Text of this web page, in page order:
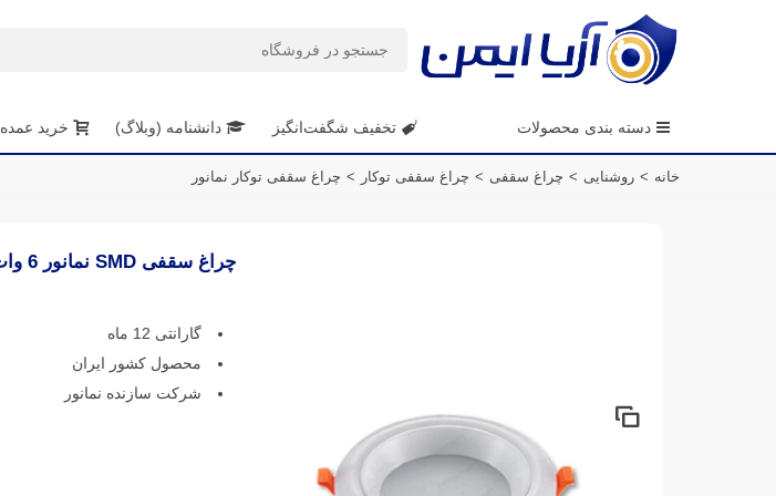
دسته بندی محصولات تخفیف شگفت‌انگیز دانشنامه (وبلاگ) خرید عمده
خانه > روشنایی > چراغ سقفی > چراغ سقفی توکار > چراغ سقفی توکار نمانور
چراغ سقفی SMD نمانور 6 وات سری RBY
گارانتی 12 ماه
محصول کشور ایران
شرکت سازنده نمانور